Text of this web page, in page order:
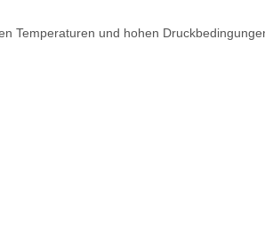
Temperaturen und hohen